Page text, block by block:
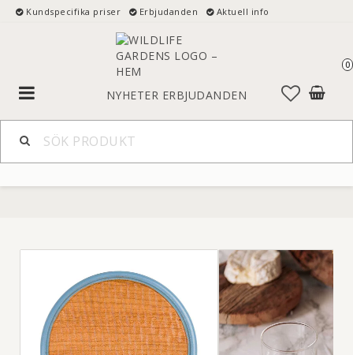
Kundspecifika priser Erbjudanden Aktuell info
NYHETER ERBJUDANDEN
0
Toggle
navigation